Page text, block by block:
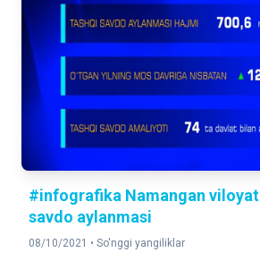
#infografika Namangan
savdo aylanmasi
08/10/2021 • So'nggi yangiliklar